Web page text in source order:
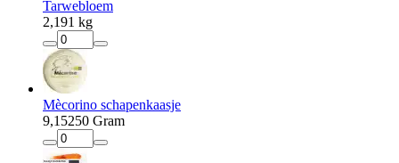
Tarwebloem
2,191 kg
Mècorino schapenkaasje
9,15250 Gram